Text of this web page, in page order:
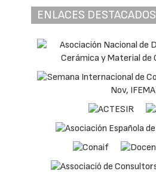
ENLACES DESTACADOS